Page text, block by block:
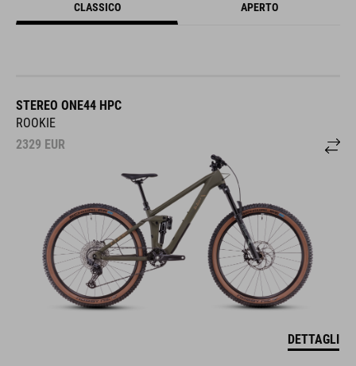
CLASSICO APERTO
STEREO ONE44 HPC
ROOKIE
2329 EUR
DETTAGLI